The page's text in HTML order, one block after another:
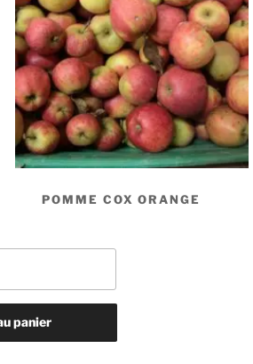
POMME COX ORANGE
panier